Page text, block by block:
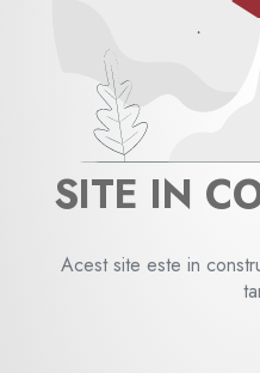
SITE IN
Acest site este in